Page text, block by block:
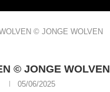
© JONGE WOLVEN
© JONGE WOLVEN
05/06/2025